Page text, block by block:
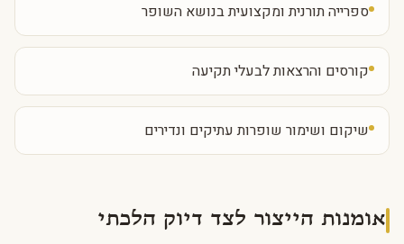
ספרייה תורנית ומקצועית בנושא השופר
קורסים והרצאות לבעלי תקיעה
שיקום ושימור שופרות עתיקים ונדירים
אומנות הייצור לצד דיוק הלכתי